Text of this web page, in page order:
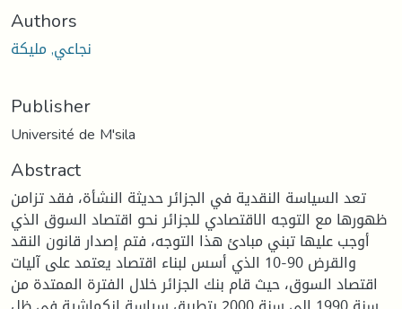
Authors
نجاعي, مليكة
Publisher
Université de M'sila
Abstract
تعد السياسة النقدية في الجزائر حديثة النشأة، فقد تزامن
ظهورها مع التوجه الاقتصادي للجزائر نحو اقتصاد السوق الذي
أوجب عليها تبني مبادئ هذا التوجه، فتم إصدار قانون النقد
والقرض 90-10 الذي أسس لبناء اقتصاد يعتمد على آليات
اقتصاد السوق، حيث قام بنك الجزائر خلال الفترة الممتدة من